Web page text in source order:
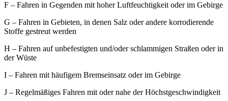
F – Fahren in Gegenden mit hoher Luftfeuchtigkeit oder im Gebirge
G – Fahren in Gebieten, in denen Salz oder andere korrodierende
Stoffe gestreut werden
H – Fahren auf unbefestigten und/oder schlammigen Straßen oder in
der Wüste
I – Fahren mit häufigem Bremseinsatz oder im Gebirge
J – Regelmäßiges Fahren mit oder nahe der Höchstgeschwindigkeit